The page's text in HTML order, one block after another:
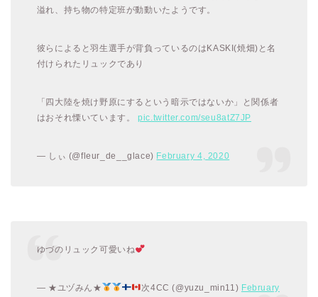
溢れ、持ち物の特定班が動動いたようです。
彼らによると羽生選手が背負っているのはKASKI(焼畑)と名
付けられたリュックであり
「四大陸を焼け野原にするという暗示ではないか」と関係者
はおそれ慄いています。pic.twitter.com/seu8atZ7JP
— しぃ (@fleur_de__glace) February 4, 2020
ゆづのリュック可愛いね
— ★ユヅみん★ 次4CC (@yuzu_min11) February